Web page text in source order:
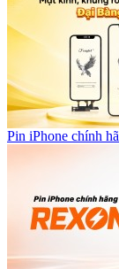
Pin iPhone chính